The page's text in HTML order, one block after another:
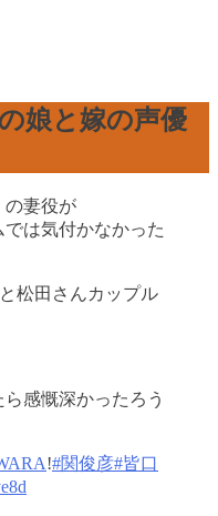
娘と嫁の声優
の妻役が
は気付かなかった
松田さんカップル
感慨深かったろう
!#関俊彦#皆口